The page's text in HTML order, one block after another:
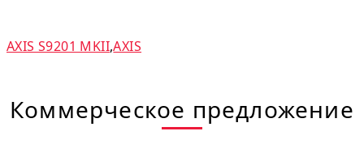
AXIS S9201 MKII,AXIS
Коммерческое предложение